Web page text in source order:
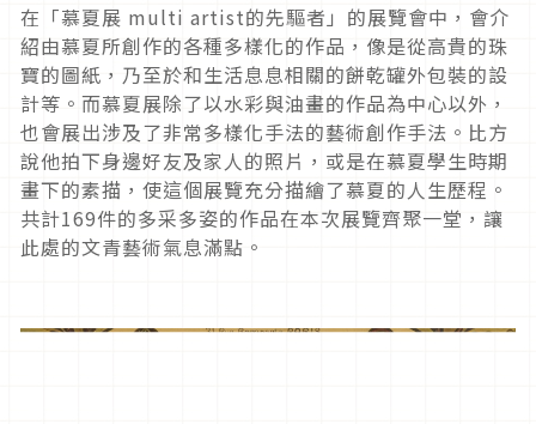
在「慕夏展 multi artist的先驅者」的展覽會中，會介
紹由慕夏所創作的各種多樣化的作品，像是從高貴的珠
寶的圖紙，乃至於和生活息息相關的餅乾罐外包裝的設
計等。而慕夏展除了以水彩與油畫的作品為中心以外，
也會展出涉及了非常多樣化手法的藝術創作手法。比方
說他拍下身邊好友及家人的照片，或是在慕夏學生時期
畫下的素描，使這個展覽充分描繪了慕夏的人生歷程。
共計169件的多采多姿的作品在本次展覽齊聚一堂，讓
此處的文青藝術氣息滿點。